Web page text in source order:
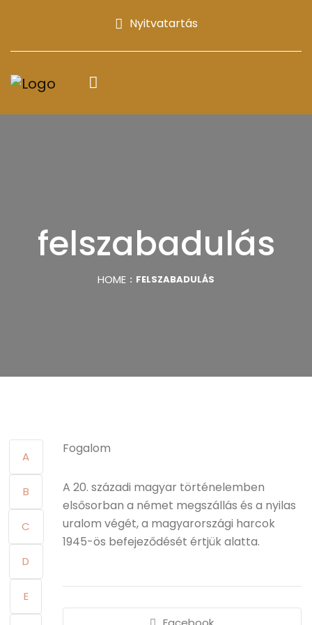
Nyitvatartás
felszabadulás
HOME FELSZABADULÁS
A
B
C
D
E
Fogalom
A 20. századi magyar történelemben
elsősorban a német megszállás és a nyilas
uralom végét, a magyarországi harcok
1945-ös befejeződését értjük alatta.